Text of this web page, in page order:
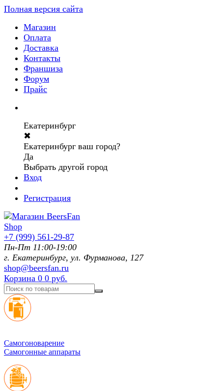
Полная версия сайта
Магазин
Оплата
Доставка
Контакты
Франшиза
Форум
Прайс
Екатеринбург
✖
Екатеринбург ваш город?
Да
Выбрать другой город
Вход
Регистрация
+7 (999) 561-29-87
Пн-Пт 11:00-19:00
г. Екатеринбург, ул. Фурманoва, 127
shop@beersfan.ru
Корзина 0 0 руб.
Cамогоноварение
Самогонные аппараты